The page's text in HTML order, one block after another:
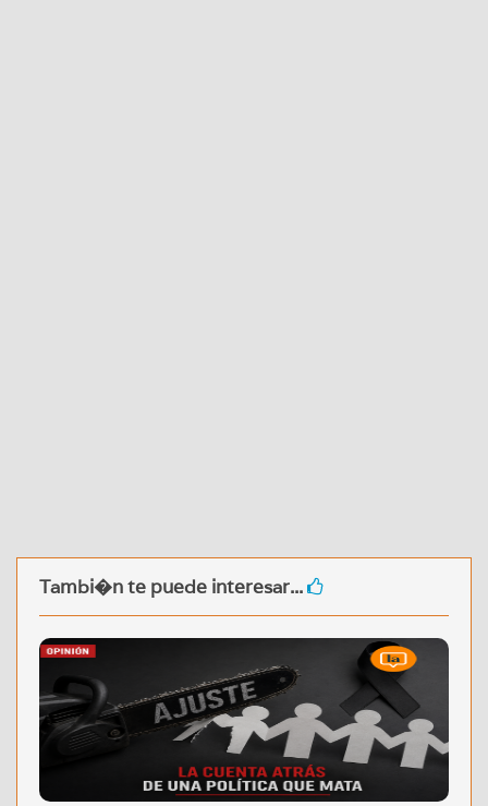
Tambi�n te puede interesar...